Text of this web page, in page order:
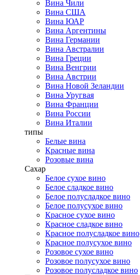
Вина Чили
Вина США
Вина ЮАР
Вина Аргентины
Вина Германии
Вина Австралии
Вина Греции
Вина Венгрии
Вина Австрии
Вина Новой Зеландии
Вина Уругвая
Вина Франции
Вина России
Вина Италии
типы
Белые вина
Красные вина
Розовые вина
Сахар
Белое сухое вино
Белое сладкое вино
Белое полусладкое вино
Белое полусухое вино
Красное сухое вино
Красное сладкое вино
Красное полусладкое вино
Красное полусухое вино
Розовое сухое вино
Розовое полусухое вино
Розовое полусладкое вино